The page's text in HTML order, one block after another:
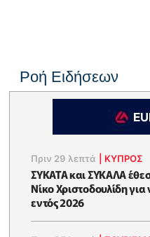
Ροή Ειδήσεων
Πριν 29 λεπτά ΚΥΠΡΟΣ
ΣΥΚΑΤΑ και ΣΥΚΑΛΑ
Νίκο Χριστοδουλίδη
εντός 2026